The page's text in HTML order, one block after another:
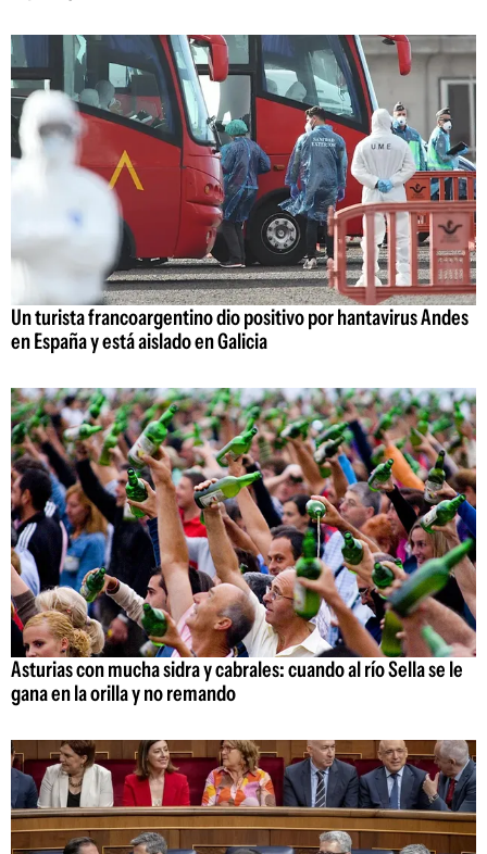
Un turista francoargentino dio positivo por hantavirus Andes
en España y está aislado en Galicia
Asturias con mucha sidra y cabrales: cuando al río Sella se le
gana en la orilla y no remando